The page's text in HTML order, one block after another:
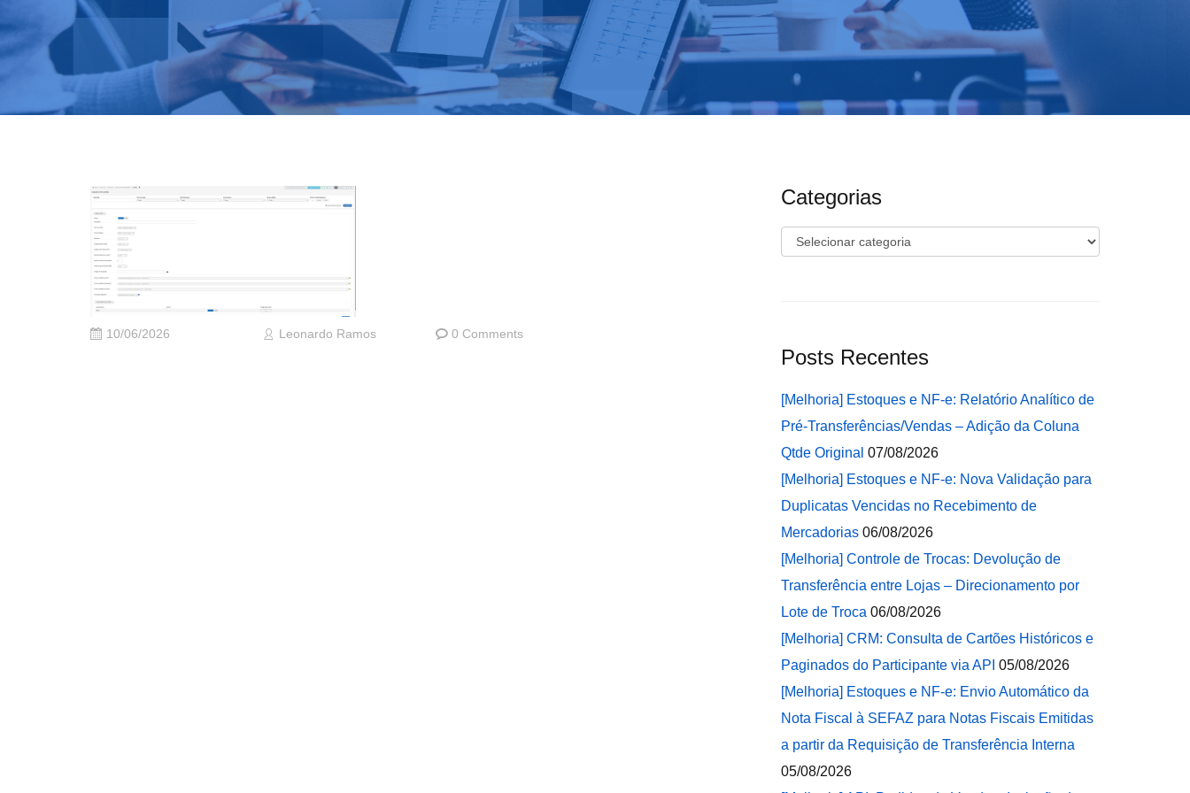
10/06/2026 Leonardo Ramos 0 Comments
Categorias
Categorias
Posts Recentes
[Melhoria] Estoques e NF-e: Relatório Analítico de
Pré-Transferências/Vendas – Adição da Coluna
Qtde Original 07/08/2026
[Melhoria] Estoques e NF-e: Nova Validação para
Duplicatas Vencidas no Recebimento de
Mercadorias 06/08/2026
[Melhoria] Controle de Trocas: Devolução de
Transferência entre Lojas – Direcionamento por
Lote de Troca 06/08/2026
[Melhoria] CRM: Consulta de Cartões Históricos e
Paginados do Participante via API 05/08/2026
[Melhoria] Estoques e NF-e: Envio Automático da
Nota Fiscal à SEFAZ para Notas Fiscais Emitidas
a partir da Requisição de Transferência Interna
05/08/2026